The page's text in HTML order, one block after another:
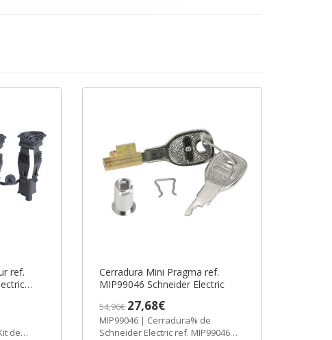
ref.
de
Cerradura Mini Pragma ref.
MIP99046 Schneider Electric
54,96€27,68€
MIP99046 | Cerradura% de
Schneider Electric ref. MIP99046